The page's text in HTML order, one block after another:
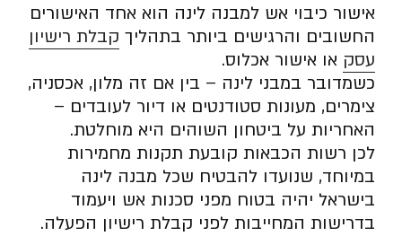
אישור כיבוי אש למבנה לינה הוא אחד האישורים
החשובים והרגישים ביותר בתהליך קבלת רישיון
עסק או אישור אכלוס.
כשמדובר במבני לינה – בין אם זה מלון, אכסניה,
צימרים, מעונות סטודנטים או דיור לעובדים –
האחריות על ביטחון השוהים היא מוחלטת.
לכן רשות הכבאות קובעת תקנות מחמירות
במיוחד, שנועדו להבטיח שכל מבנה לינה
בישראל יהיה בטוח מפני סכנות אש ויעמוד
בדרישות המחייבות לפני קבלת רישיון הפעלה.